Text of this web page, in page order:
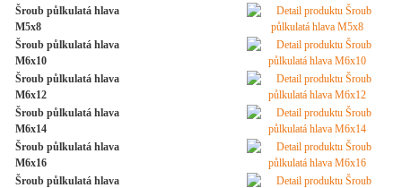
Šroub půlkulatá hlava
M5x8
Šroub půlkulatá hlava
M6x10
Šroub půlkulatá hlava
M6x12
Šroub půlkulatá hlava
M6x14
Šroub půlkulatá hlava
M6x16
Šroub půlkulatá hlava